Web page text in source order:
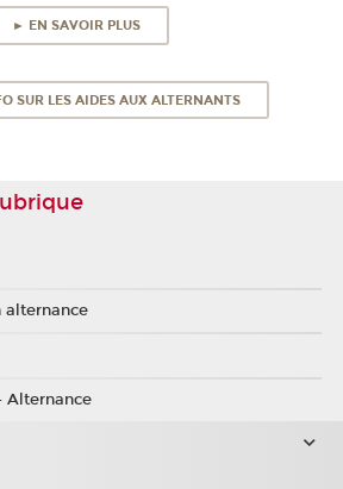
► EN SAVOIR PLUS
SUR LES AIDES AUX ALTERNANTS
Alternance